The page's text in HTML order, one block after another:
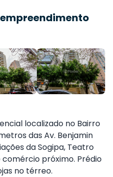
localizado no Bairro
das Av. Benjamin
da Sogipa, Teatro
comércio próximo. Prédio
no térreo.